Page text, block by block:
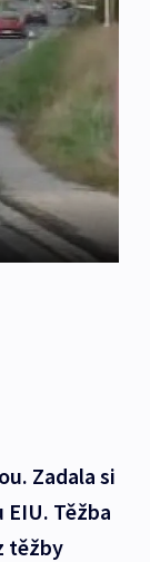
Zadala si
Těžba
těžby